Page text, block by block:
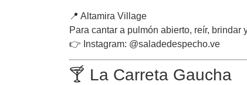
📍 Altamira Village
Para cantar a pulmón abierto, reír,
👉 Instagram: @saladedespecho.ve
🍸 La Carreta Gaucha